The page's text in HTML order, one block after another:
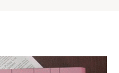
درباره ما